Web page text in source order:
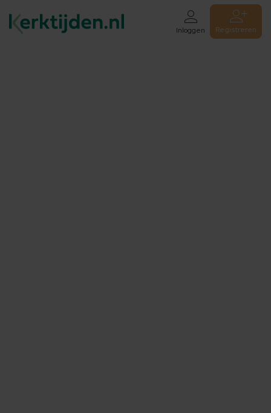
Inloggen Registreren